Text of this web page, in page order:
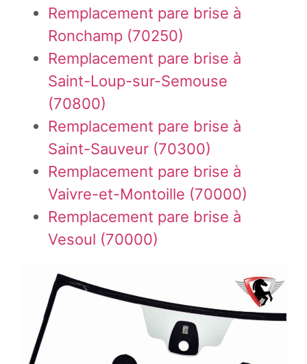
Remplacement pare brise à
Ronchamp (70250)
Remplacement pare brise à
Saint-Loup-sur-Semouse
(70800)
Remplacement pare brise à
Saint-Sauveur (70300)
Remplacement pare brise à
Vaivre-et-Montoille (70000)
Remplacement pare brise à
Vesoul (70000)